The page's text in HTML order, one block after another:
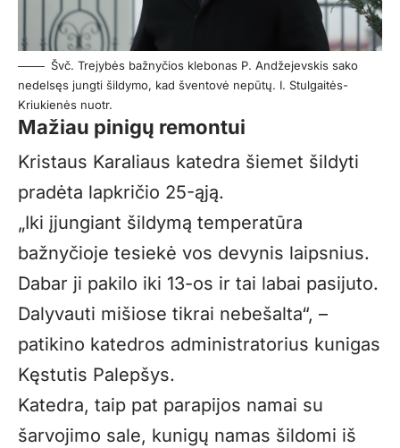
Švč. Trejybės bažnyčios klebonas P. Andžejevskis sako
nedelsęs jungti šildymo, kad šventovė nepūtų. I. Stulgaitės-
Kriukienės nuotr.
Mažiau pinigų remontui
Kristaus Karaliaus katedra šiemet šildyti
pradėta lapkričio 25-ąją.
„Iki įjungiant šildymą temperatūra
bažnyčioje tesiekė vos devynis laipsnius.
Dabar ji pakilo iki 13-os ir tai labai pasijuto.
Dalyvauti mišiose tikrai nebešalta“, –
patikino katedros administratorius kunigas
Kęstutis Palepšys.
Katedra, taip pat parapijos namai su
šarvojimo sale, kunigų namas šildomi iš